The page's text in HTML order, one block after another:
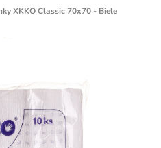
XKKO Classic 70x70 - Biele